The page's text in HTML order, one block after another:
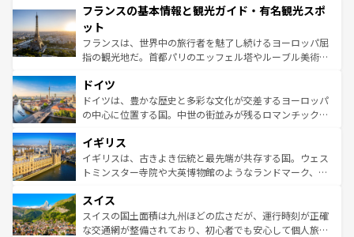
ませてくれるイタリアで、忘れられない旅をしてみよう！
なお、新着のイタリア情報は
しい。
文化が根付くこの国では、情熱的なフラメンコ、熱気あふ
れる闘牛、そして美味しいタパスが生活の一部となってい
る。首都マドリードの洗練された雰囲気や、バルセロナの
アートに溢れた街角から、地方では古代ローマ遺跡や中世
せる。地方によって風土や気候が異なるスペインはその個
性で訪れる人を魅了する。 なお、新着のスペイン情報は コ
ンテンツ一覧を参照してほしい。
フランスの基本情報と観光ガイド・有名観光スポ
ット
フランスは、世界中の旅行者を魅了し続けるヨーロッパ屈
指の観光地だ。首都パリのエッフェル塔やルーブル美術館
で、幅広い魅力が詰まっている。華麗な宮殿、歴史的な大
聖堂、美しいビーチ、そして豊かな自然が、訪れる者を心
から魅了する。また、フランスは美食の国としても知ら
いる。シャンパンの発祥地であるランス、プロヴァンスの
香り高いラベンダー畑など、多彩な楽しみ方が可能だ。さ
らに、パリ以外の地域にも魅力が溢れており、どの街角に
れる地方に足を運ぶとそれぞれで全く異なる文化を体験で
きるだろう。 なお、新着のフランス情報はコンテンツ一覧
を参照してほしい。
ドイツ
ドイツは、豊かな歴史と多彩な文化が交差するヨーロッパ
の中心に位置する国。中世の街並みが残るロマンチック街
顔を持つこの国は、どこを歩いても飽きることがない。ベ
ルリンの文化的活気、バイエルン州のアルプスの絶景、そ
してライン川沿いのワイン畑といった風景は必見。ビール
は、お酒好きな人にはぜひ体験してほしい。 なお、新着の
ドイツ情報はコンテンツ一覧を参照してほしい。
イギリス
イギリスは、古きよき伝統と最先端が共存する国。ウェス
トミンスター寺院や大英博物館のようなランドマーク、歴
リアごとに異なる魅力がある。また、優雅なアフタヌーン
ティー、ビール好きにはたまらない英国パブ、サッカー観
戦など、本場だからこそできる体験も豊富。イギリスを旅
スイス
スイスの国土面積は九州ほどの広さだが、運行時刻が正確
な交通網が整備されており、初心者でも安心して個人旅行